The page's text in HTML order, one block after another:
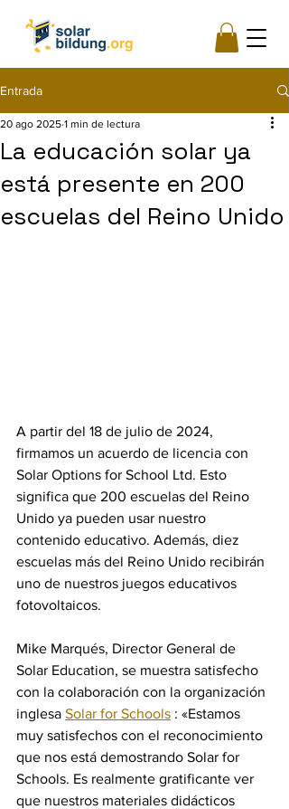
Entrada
La educación solar ya
está presente en 200
escuelas del Reino Unido
20 ago 2025 1 min de lectura
A partir del 18 de julio de 2024,
firmamos un acuerdo de licencia con
Solar Options for School Ltd. Esto
significa que 200 escuelas del Reino
Unido ya pueden usar nuestro
contenido educativo. Además, diez
escuelas más del Reino Unido recibirán
uno de nuestros juegos educativos
fotovoltaicos.
Mike Marqués, Director General de
Solar Education, se muestra satisfecho
con la colaboración con la organización
inglesa Solar for Schools : «Estamos
muy satisfechos con el reconocimiento
que nos está demostrando Solar for
Schools. Es realmente gratificante ver
que nuestros materiales didácticos